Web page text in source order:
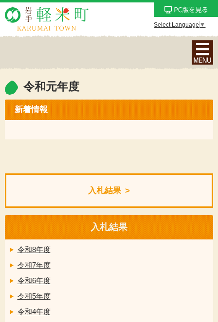
Select Language ▼
ナ
ビ
ョ
ン
令和元年度
新着情報
入札結果
入札結果
令和8年度
令和7年度
令和6年度
令和5年度
令和4年度